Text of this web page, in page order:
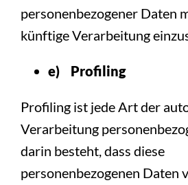
personenbezogener Daten
künftige Verarbeitung
e) Profiling
Profiling ist jede Art der
Verarbeitung
darin besteht, dass diese
personenbezogenen Daten